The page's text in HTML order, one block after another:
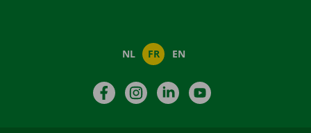
NL FR EN
FacebookInstagramLinkedIn